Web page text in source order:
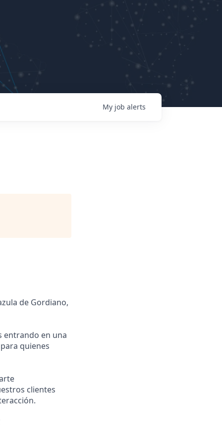
My job alerts
de Gordiano,
entrando en una
quienes
clientes